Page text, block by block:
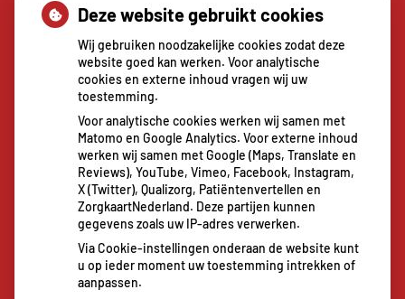
Sterke buikspieren zonder sportschool? Deze 7
activiteiten doen het werk stiekem voor jou
CZ vergoedt zorg van twee gespecialiseerde
revalidatieartsen niet meer
De sleutel tot blijvend afvallen? Dat doe je
volgens onderzoek veel effectiever samen
Spoedeisende hulp zag dit weekend meer
mensen met heup- en polsbreuken binnenkomen
Een recept voor een wandeling: waarom
Erasmus MC patiënten het park in stuurt
Deze website gebruikt cookies
Wij gebruiken noodzakelijke cookies zodat deze
website goed kan werken. Voor analytische
cookies en externe inhoud vragen wij uw
toestemming.
Voor analytische cookies werken wij samen met
Matomo en Google Analytics. Voor externe inhoud
werken wij samen met Google (Maps, Translate en
Reviews), YouTube, Vimeo, Facebook, Instagram,
X (Twitter), Qualizorg, Patiëntenvertellen en
ZorgkaartNederland. Deze partijen kunnen
gegevens zoals uw IP-adres verwerken.
Via Cookie-instellingen onderaan de website kunt
u op ieder moment uw toestemming intrekken of
aanpassen.